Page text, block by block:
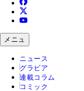
メニュ
ニュース
グラビア
連載コラム
コミック